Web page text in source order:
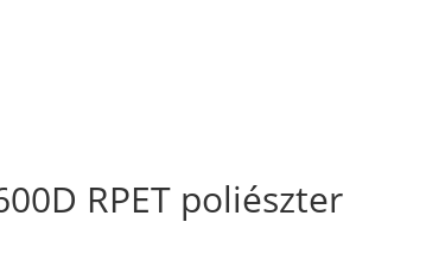
RPET poliészter